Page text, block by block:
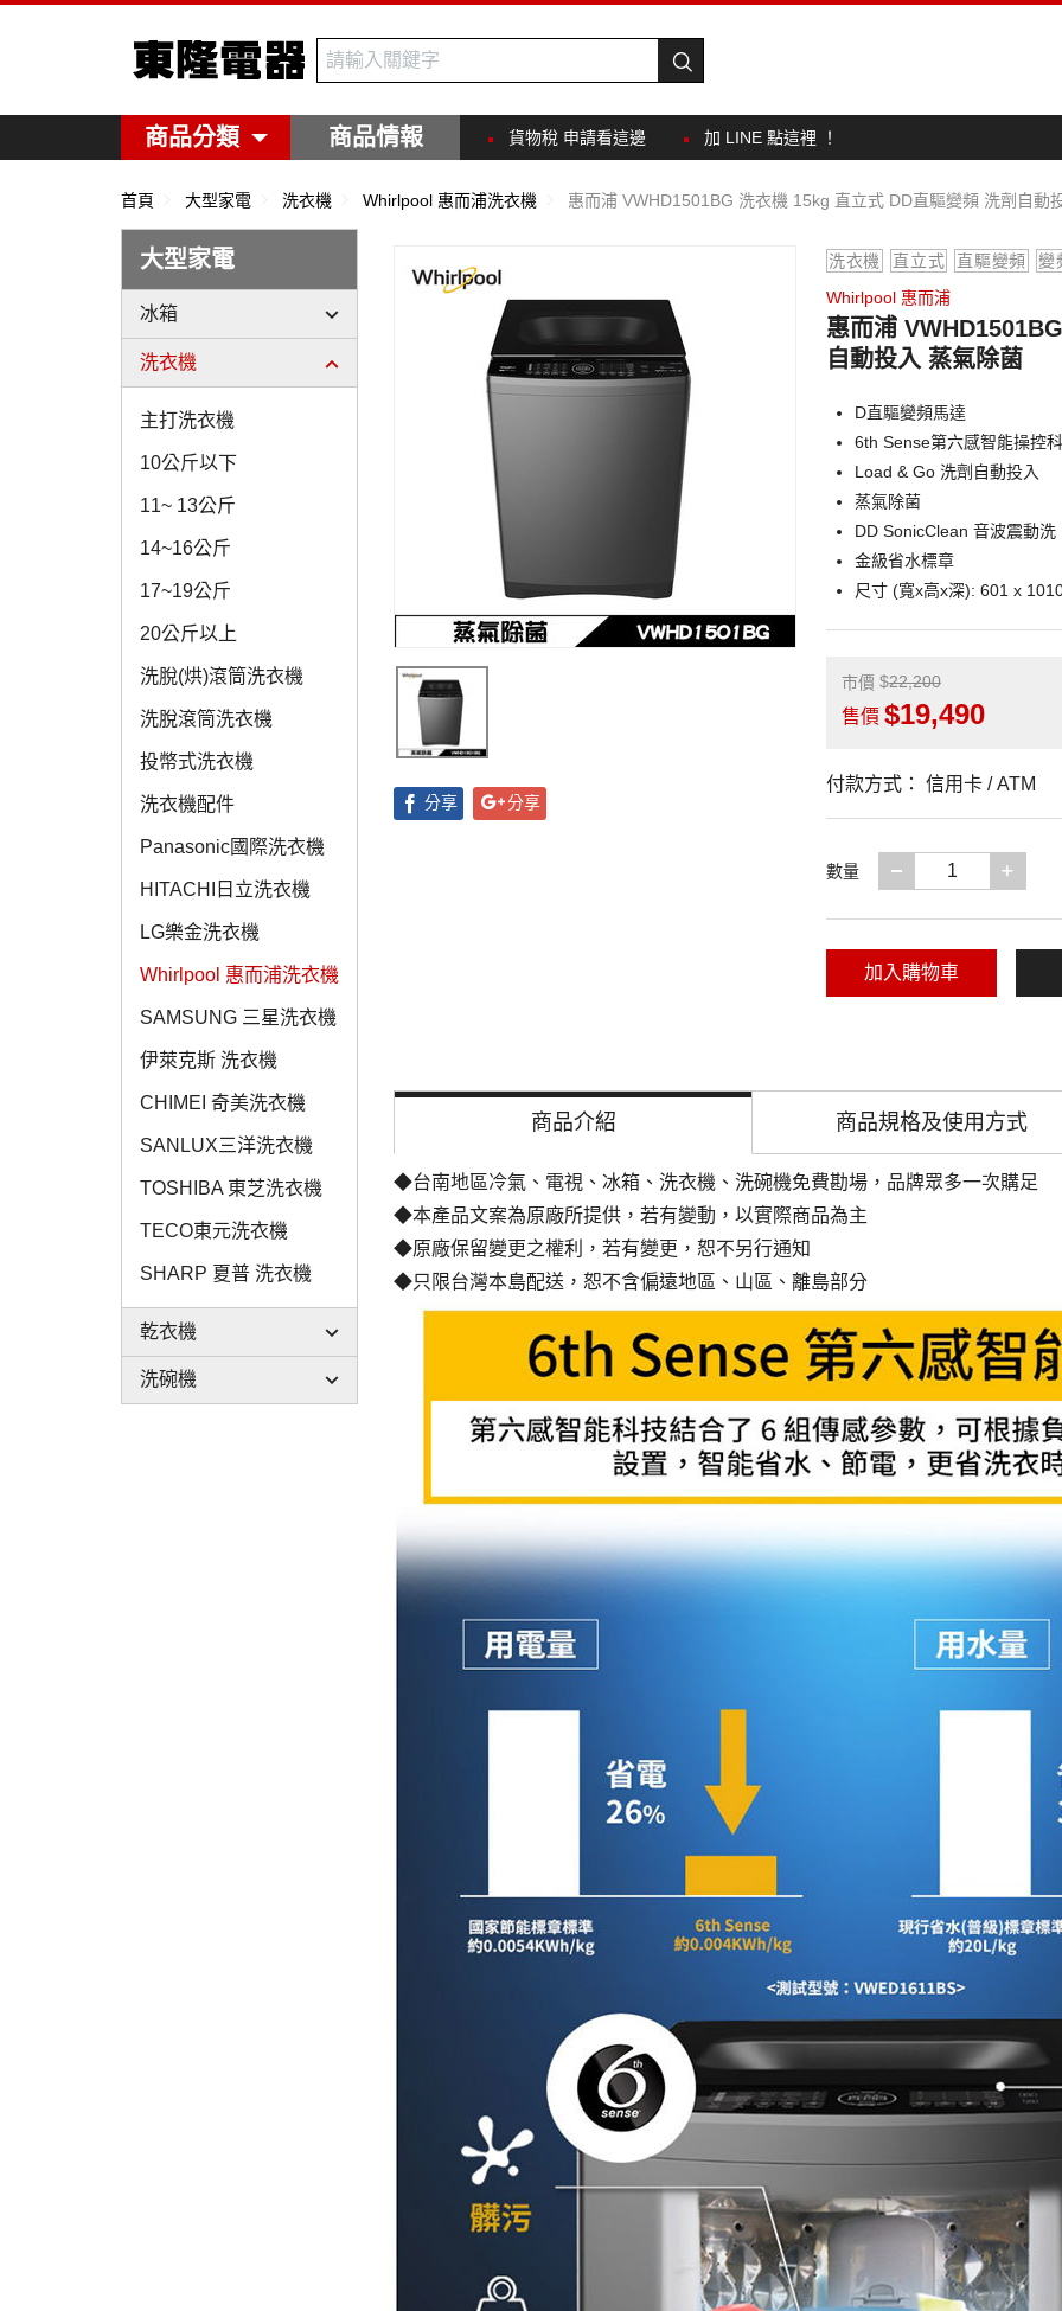
東隆電器
商品分類 商品情報 貨物稅 申請看這邊 加 LINE 點這裡 ！
首頁 大型家電 洗衣機 Whirlpool 惠而浦洗衣機 惠而浦 VWHD1501BG 洗衣機 15kg 直立式 DD直驅變頻 洗劑自動
大型家電
冰箱
洗衣機
主打洗衣機
10公斤以下
11~ 13公斤
14~16公斤
17~19公斤
20公斤以上
洗脫(烘)滾筒洗衣機
洗脫滾筒洗衣機
投幣式洗衣機
洗衣機配件
Panasonic國際洗衣機
HITACHI日立洗衣機
LG樂金洗衣機
Whirlpool 惠而浦洗衣機
SAMSUNG 三星洗衣機
伊萊克斯 洗衣機
CHIMEI 奇美洗衣機
SANLUX三洋洗衣機
TOSHIBA 東芝洗衣機
TECO東元洗衣機
SHARP 夏普 洗衣機
乾衣機
洗碗機
分享 分享
洗衣機 直立式 直驅變頻
變
Whirlpool 惠而浦
惠而浦
自動投入 蒸氣除菌
D直驅變頻馬達
6th Sense第六感智能操控
Load & Go 洗劑自動投入
蒸氣除菌
DD SonicClean 音波震動洗
金級省水標章
尺寸 (寬x高x深): 601 x
市價 22,200
售價 19,490
付款方式： 信用卡 / ATM
數量 減少一項
加入購物車
商品介紹 商品規格及使用方式
◆台南地區冷氣、電視、冰箱、洗衣機、洗碗機免費勘場 ，品牌眾多一次購足
◆本產品文案為原廠所提供，若有變動，以實際商品為主
◆原廠保留變更之權利，若有變更，恕不另行通知
◆只限台灣本島配送，恕不含偏遠地區、山區、離島部分